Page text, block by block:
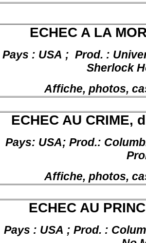
ECHEC A LA
Pays : USA ; Prod. :
Sherlock
Affiche, photos,
ECHEC AU CRIME,
Pays: USA; Prod.:
Affiche, photos,
ECHEC AU
Pays : USA ; Prod. :